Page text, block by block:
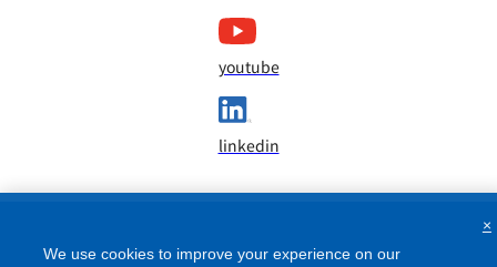
youtube
linkedin
We use cookies to improve your experience on our
×